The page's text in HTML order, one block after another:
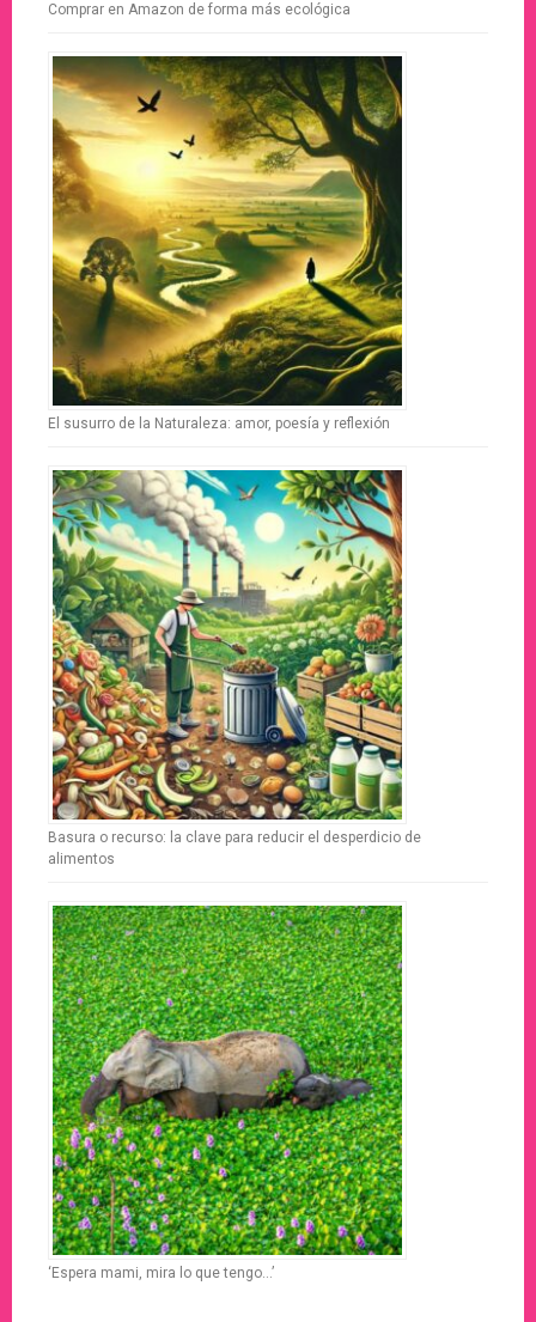
Comprar en Amazon de forma más ecológica
El susurro de la Naturaleza: amor, poesía y reflexión
Basura o recurso: la clave para reducir el desperdicio de
alimentos
‘Espera mami, mira lo que tengo…’